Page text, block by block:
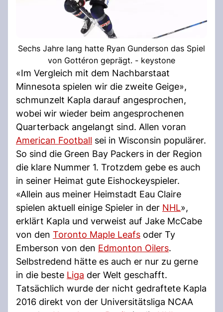
Sechs Jahre lang hatte Ryan Gunderson das Spiel
von Gottéron geprägt. - keystone
«Im Vergleich mit dem Nachbarstaat
Minnesota spielen wir die zweite Geige»,
schmunzelt Kapla darauf angesprochen,
wobei wir wieder beim angesprochenen
Quarterback angelangt sind. Allen voran
American Football sei in Wisconsin populärer.
So sind die Green Bay Packers in der Region
die klare Nummer 1. Trotzdem gebe es auch
in seiner Heimat gute Eishockeyspieler.
«Allein aus meiner Heimstadt Eau Claire
spielen aktuell einige Spieler in der NHL»,
erklärt Kapla und verweist auf Jake McCabe
von den Toronto Maple Leafs oder Ty
Emberson von den Edmonton Oilers.
Selbstredend hätte es auch er nur zu gerne
in die beste Liga der Welt geschafft.
Tatsächlich wurde der nicht gedraftete Kapla
2016 direkt von der Universitätsliga NCAA